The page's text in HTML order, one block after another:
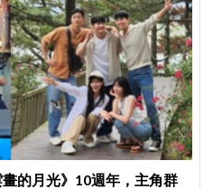
的月光》10週年，主角群